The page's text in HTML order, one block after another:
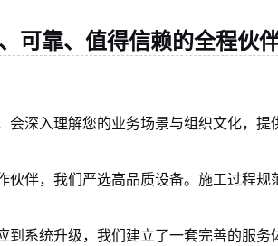
可靠、值得信赖的全程伙
会深入理解您的业务场景与组织文化，
伙伴，我们严选高品质设备。施工过程
到系统升级，我们建立了一套完善的服